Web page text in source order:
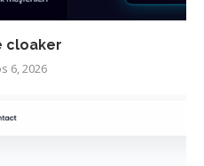
cloaker
6, 2026